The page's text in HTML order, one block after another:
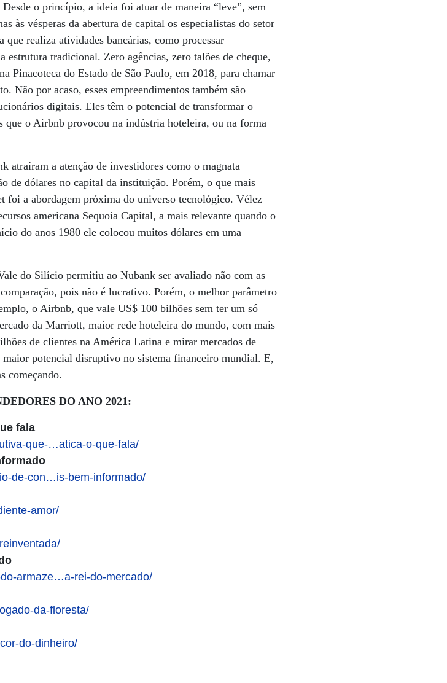
o princípio, a ideia foi atuar de maneira “leve”, sem
às vésperas da abertura de capital os especialistas do setor
realiza atividades bancárias, como processar
estrutura tradicional. Zero agências, zero talões de cheque,
do Estado de São Paulo, em 2018, para chamar
Não por acaso, esses empreendimentos também são
digitais. Eles têm o potencial de transformar o
que o Airbnb provocou na indústria hoteleira, ou na forma
atraíram a atenção de investidores como o magnata
de dólares no capital da instituição. Porém, o que mais
foi a abordagem próxima do universo tecnológico. Vélez
americana Sequoia Capital, a mais relevante quando o
do anos 1980 ele colocou muitos dólares em uma
do Silício permitiu ao Nubank ser avaliado não com as
pois não é lucrativo. Porém, o melhor parâmetro
o Airbnb, que vale US$ 100 bilhões sem ter um só
da Marriott, maior rede hoteleira do mundo, com mais
de clientes na América Latina e mirar mercados de
potencial disruptivo no sistema financeiro mundial. E,
começando.
DO ANO 2021:
fala
que-…atica-o-que-fala/
de-con…is-bem-informado/
amor/
/
armaze…a-rei-do-mercado/
da-floresta/
do-dinheiro/